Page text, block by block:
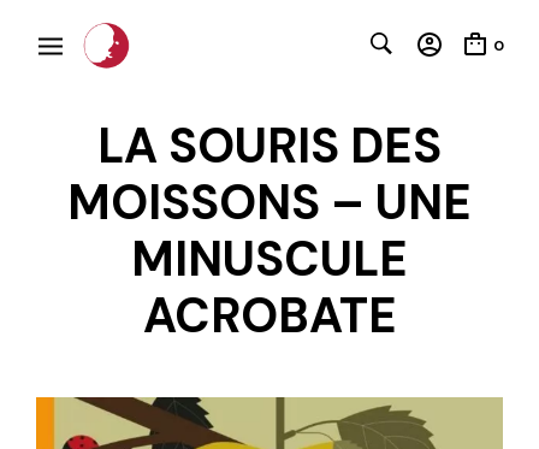
0
LA SOURIS DES
MOISSONS – UNE
MINUSCULE
ACROBATE